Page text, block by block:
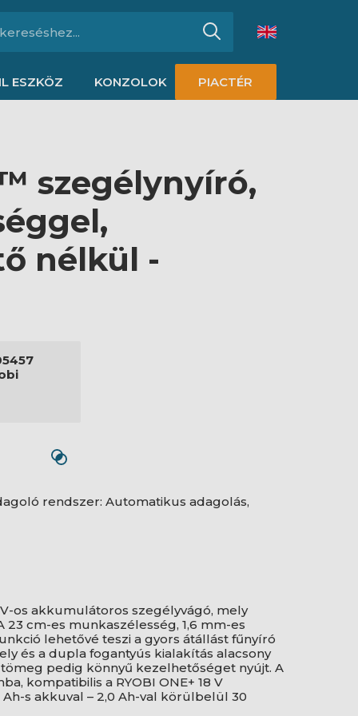
ESZKÖZ KONZOLOK PIACTÉR
szegélynyíró,
nélkül -
rendszer: Automatikus adagolás,
V-os akkumulátoros szegélyvágó, mely
cm-es munkaszélesség, 1,6 mm-es
lehetővé teszi a gyors átállást fűnyíró
és a dupla fogantyús kialakítás alacsony
pedig könnyű kezelhetőséget nyújt. A
kompatibilis a RYOBI ONE+ 18 V
s akkuval – 2,0 Ah-val körülbelül 30